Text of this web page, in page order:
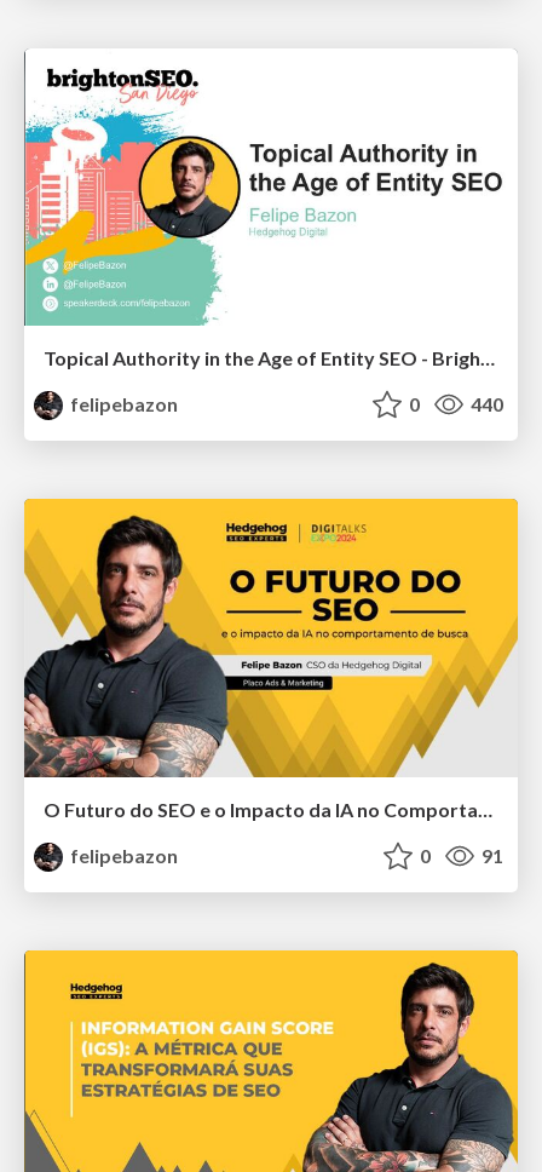
Topical Authority in the Age of Entity SEO - BrightonSEO San Diego
felipebazon
0 440
felipebazon
0 91